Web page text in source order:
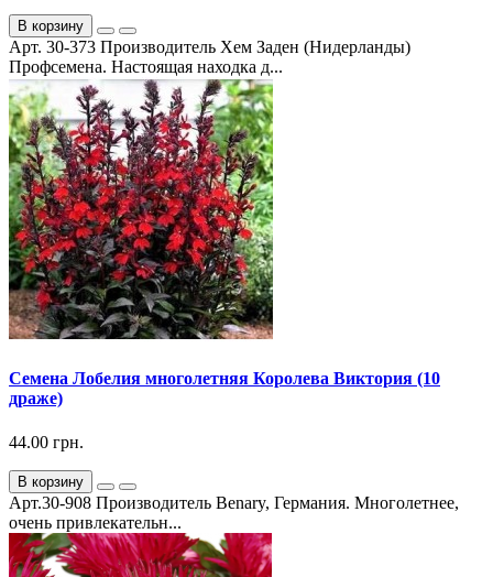
В корзину
Арт. 30-373 Производитель Хем Заден (Нидерланды)
Профсемена. Настоящая находка д...
Семена Лобелия многолетняя Королева Виктория (10
драже)
44.00 грн.
В корзину
Арт.30-908 Производитель Benary, Германия. Многолетнее,
очень привлекательн...